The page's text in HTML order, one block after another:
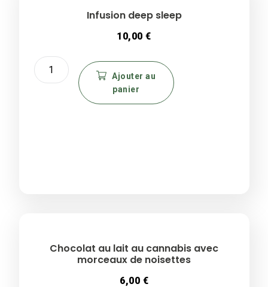
Infusion deep sleep
10,00€
quantité
de
Ajouter au
panier
Chocolat au lait au cannabis avec
morceaux de noisettes
6,00 €